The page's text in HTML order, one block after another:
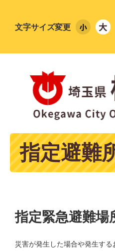
文字サイズ変更
指定避難
指定緊急避難場
災害が発生した場合や発生す